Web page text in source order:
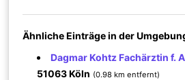
Ähnliche Einträge in der
Dagmar Kohtz Fachärztin f.
51063 Köln (0.98 km entfernt)